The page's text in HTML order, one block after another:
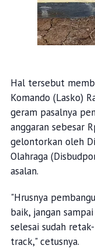
Hal tersebut
Komando (Lasko)
geram pasalnya
anggaran sebesar
gelontorkan oleh
Olahraga
asalan.
"Hrusnya
baik, jangan
selesai sudah
track," cetusnya.